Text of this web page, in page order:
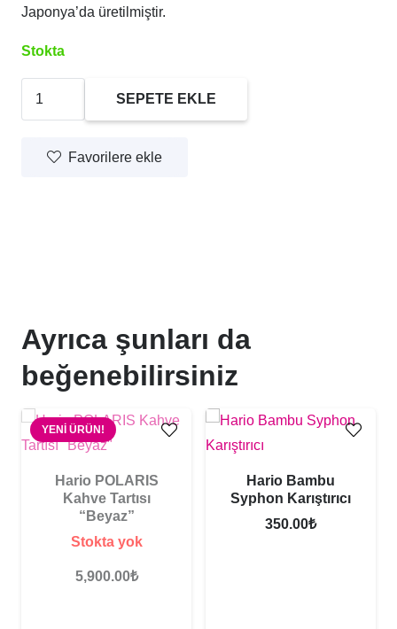
Japonya’da üretilmiştir.
Stokta
SEPETE EKLE
Favorilere ekle
Ayrıca şunları da
beğenebilirsiniz
YENI ÜRÜN!
Hario POLARIS
Kahve Tartısı
“Beyaz”
Stokta yok
5,900.00₺
Hario Bambu
Syphon Karıştırıcı
350.00₺